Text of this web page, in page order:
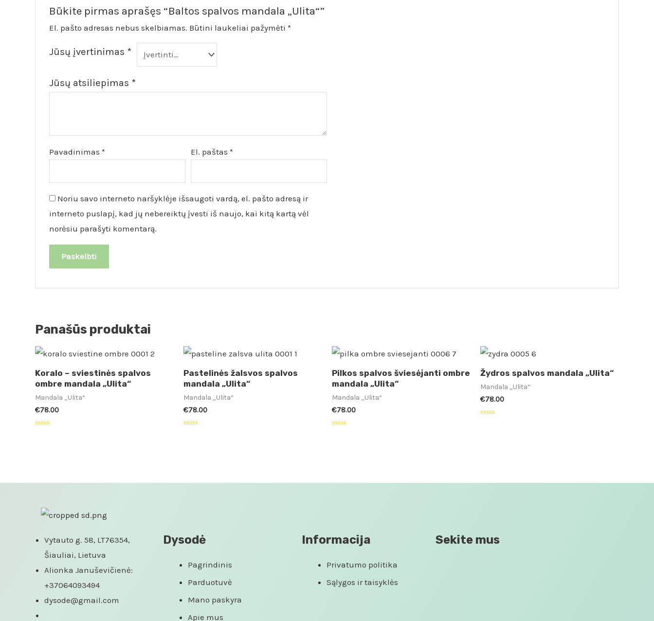
Būkite pirmas aprašęs “Baltos spalvos mandala „Ulita“”
El. pašto adresas nebus skelbiamas. Būtini laukeliai pažymėti*
Jūsų įvertinimas *
Jūsų atsiliepimas *
Pavadinimas* El. paštas*
Noriu savo interneto naršyklėje išsaugoti vardą, el. pašto adresą ir
interneto puslapį, kad jų nebereiktų įvesti iš naujo, kai kitą kartą vėl
norėsiu parašyti komentarą.
Panašūs produktai
Koralo – sviestinės spalvos
ombre mandala „Ulita“
Mandala „Ulita“
€78.00
Pastelinės žalsvos spalvos
mandala „Ulita“
Mandala „Ulita“
€78.00
Pilkos spalvos šviesėjanti ombre
mandala „Ulita“
Mandala „Ulita“
€78.00
Žydros spalvos mandala „Ulita“
Mandala „Ulita“
€78.00
Vytauto g. 58, LT76354,
Šiauliai, Lietuva
Alionka Januševičienė:
+37064093494
dysode@gmail.com
Dysodė
Pagrindinis
Parduotuvė
Mano paskyra
Apie mus
Informacija
Privatumo politika
Sąlygos ir taisyklės
Sekite mus